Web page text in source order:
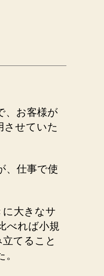
の
、お客様が
させていた
、仕事で使
大きなサ
べれば小規
てること